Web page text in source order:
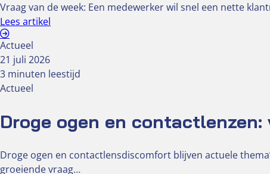
Vraag van de week: Een medewerker wil snel een nette
Lees artikel
Actueel
21 juli 2026
3 minuten leestijd
Actueel
Droge ogen en
Droge ogen en contactlensdiscomfort blijven actuele
groeiende vraag…